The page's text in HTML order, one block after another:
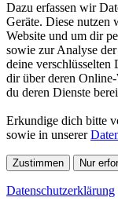
Dazu erfassen wir
Geräte. Diese nutzen
Website und um dir
sowie zur Analyse
deine verschlüsselten
dir über deren
du deren Dienste
Erkundige dich bitte
sowie in unserer
Zustimmen Nur
Datenschutzerklärung